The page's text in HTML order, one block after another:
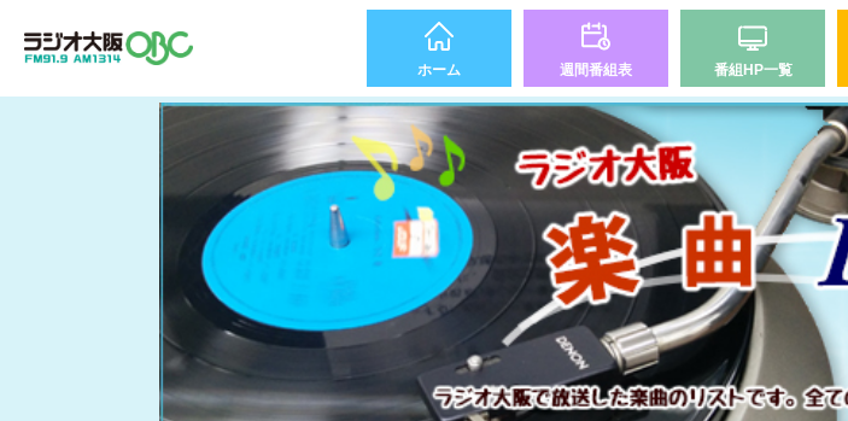
ホーム 週間番組表 番組HP一覧